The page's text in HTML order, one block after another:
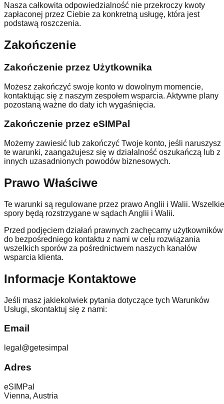
Nasza całkowita odpowiedzialność nie przekroczy kwoty
zapłaconej przez Ciebie za konkretną usługę, która jest
podstawą roszczenia.
Zakończenie
Zakończenie przez Użytkownika
Możesz zakończyć swoje konto w dowolnym momencie,
kontaktując się z naszym zespołem wsparcia. Aktywne plany
pozostaną ważne do daty ich wygaśnięcia.
Zakończenie przez eSIMPal
Możemy zawiesić lub zakończyć Twoje konto, jeśli naruszysz
te warunki, zaangażujesz się w działalność oszukańczą lub z
innych uzasadnionych powodów biznesowych.
Prawo Właściwe
Te warunki są regulowane przez prawo Anglii i Walii. Wszelkie
spory będą rozstrzygane w sądach Anglii i Walii.
Przed podjęciem działań prawnych zachęcamy użytkowników
do bezpośredniego kontaktu z nami w celu rozwiązania
wszelkich sporów za pośrednictwem naszych kanałów
wsparcia klienta.
Informacje Kontaktowe
Jeśli masz jakiekolwiek pytania dotyczące tych Warunków
Usługi, skontaktuj się z nami:
Email
legal@getesimpal
Adres
eSIMPal
Vienna, Austria